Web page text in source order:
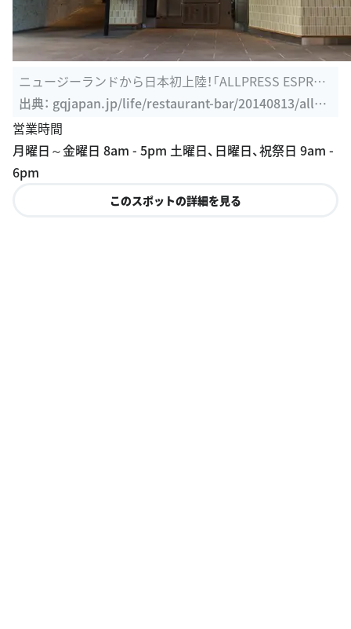
ニュージーランドから日本初上陸！「ALLPRESS ESPRES
SO」｜レストラン ...
出典：gqjapan.jp/life/restaurant-bar/20140813/allpr
ess-espresso
営業時間
月曜日～金曜日 8am - 5pm 土曜日、日曜日、祝祭日 9am -
6pm